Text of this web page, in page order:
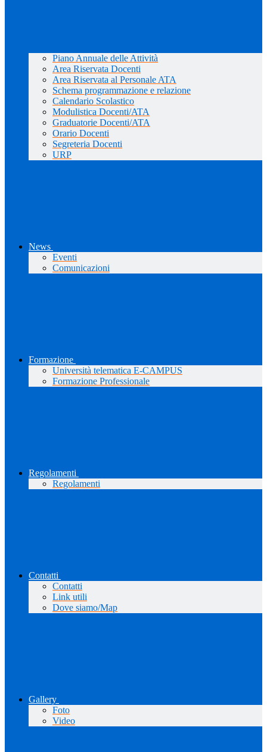
Piano Annuale delle Attività
Area Riservata Docenti
Area Riservata al Personale ATA
Schema programmazione e relazione
Calendario Scolastico
Modulistica Docenti/ATA
Graduatorie Docenti/ATA
Orario Docenti
Segreteria Docenti
URP
News
Eventi
Comunicazioni
Formazione
Università telematica E-CAMPUS
Formazione Professionale
Regolamenti
Regolamenti
Contatti
Contatti
Link utili
Dove siamo/Map
Gallery
Foto
Video